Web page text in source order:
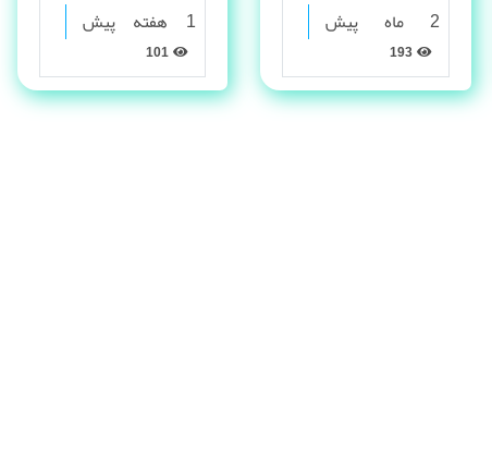
2 ماه پیش
193
1 هفته پیش